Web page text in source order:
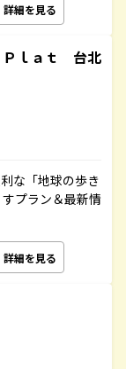
詳細を見る
ｌａｔ 台北
な「地球の歩き
プラン＆最新情
詳細を見る